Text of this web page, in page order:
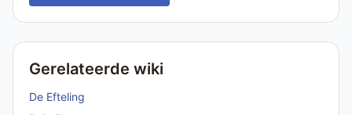
Gerelateerde wiki
De Efteling